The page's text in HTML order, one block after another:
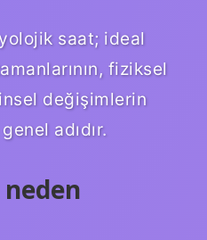
saat; ideal
fiziksel
değişimlerin
adıdır.